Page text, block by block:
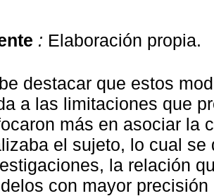
: Elaboración propia.
destacar que estos
a las limitaciones que
más en asociar la
el sujeto, lo cual
la relación
con mayor